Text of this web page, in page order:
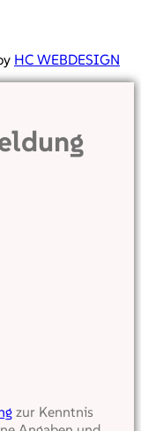
HC WEBDESIGN
zur Kenntnis